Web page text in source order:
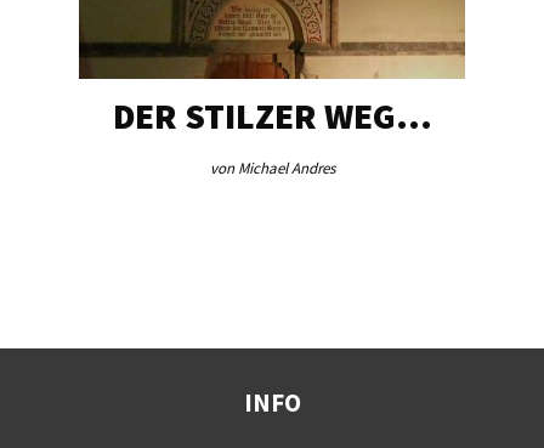
DER STILZER WEG…
von Michael Andres
INFO